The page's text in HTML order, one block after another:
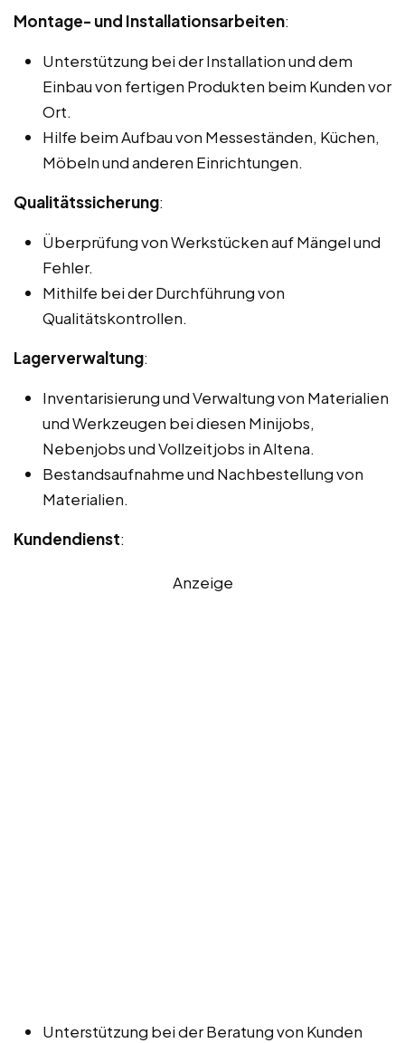
Montage- und Installationsarbeiten:
Unterstützung bei der Installation und dem
Einbau von fertigen Produkten beim Kunden vor
Ort.
Hilfe beim Aufbau von Messeständen, Küchen,
Möbeln und anderen Einrichtungen.
Qualitätssicherung:
Überprüfung von Werkstücken auf Mängel und
Fehler.
Mithilfe bei der Durchführung von
Qualitätskontrollen.
Lagerverwaltung:
Inventarisierung und Verwaltung von Materialien
und Werkzeugen bei diesen Minijobs,
Nebenjobs und Vollzeitjobs in Altena.
Bestandsaufnahme und Nachbestellung von
Materialien.
Kundendienst:
Anzeige
Unterstützung bei der Beratung von Kunden